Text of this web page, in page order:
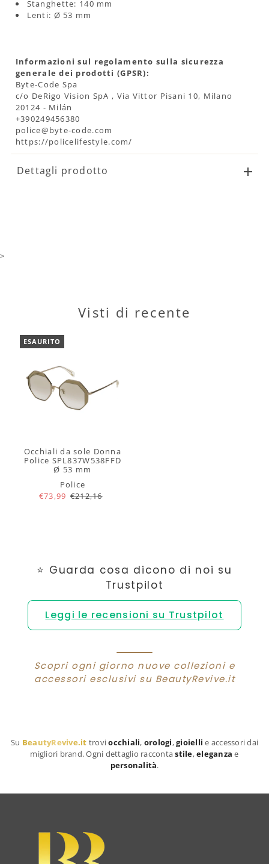
Stanghette: 140 mm
Lenti: Ø 53 mm
Informazioni sul regolamento sulla sicurezza
generale dei prodotti (GPSR):
Byte-Code Spa
c/o DeRigo Vision SpA , Via Vittor Pisani 10, Milano
20124 - Milán
+390249456380
police@byte-code.com
https://policelifestyle.com/
Dettagli prodotto
>
Visti di recente
ESAURITO
Occhiali da sole Donna
Police SPL837W538FFD
Ø 53 mm
Police
€73,99 €212,16
⭐ Guarda cosa dicono di noi su
Trustpilot
Leggi le recensioni su Trustpilot
Scopri ogni giorno nuove collezioni e
accessori esclusivi su BeautyRevive.it
Su BeautyRevive.it troviocchiali, orologi,gioielli e accessori dai
migliori brand. Ogni dettaglio raccontastile,eleganza e
personalità.